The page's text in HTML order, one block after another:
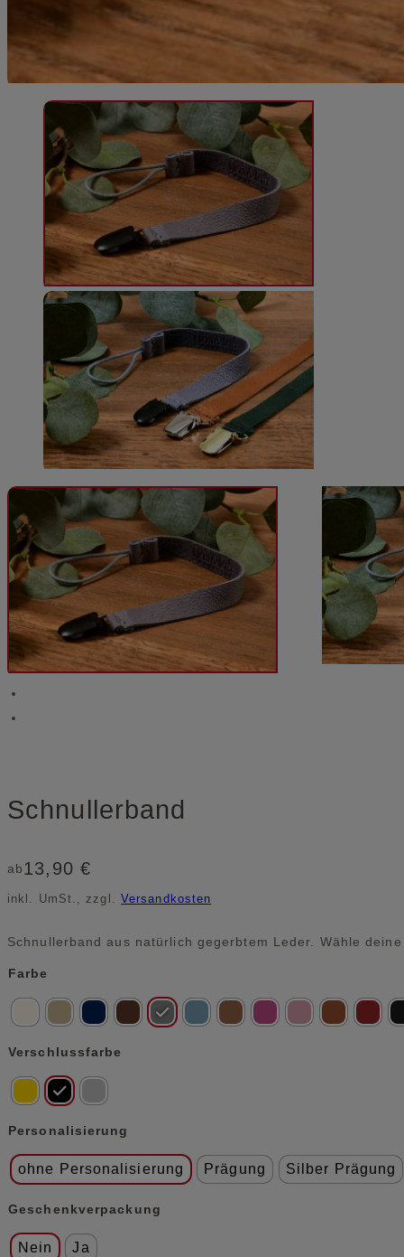
Schnullerband
ab 13,90 €
inkl. UmSt., zzgl. Versandkosten
Schnullerband aus natürlich gegerbtem Leder. Wähle
Farbe
Verschlussfarbe
Personalisierung
ohne Personalisierung Prägung Silber Prägung
Geschenkverpackung
Nein Ja
Alternative: